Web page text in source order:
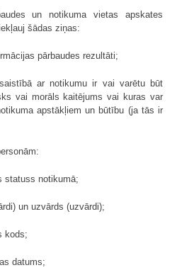
un notikuma vietas apskates
šādas ziņas:
pārbaudes rezultāti;
ar notikumu ir vai varētu būt
vai morāls kaitējums vai kuras var
apstākļiem un būtību (ja tās ir
statuss notikumā;
un uzvārds (uzvārdi);
kods;
datums;